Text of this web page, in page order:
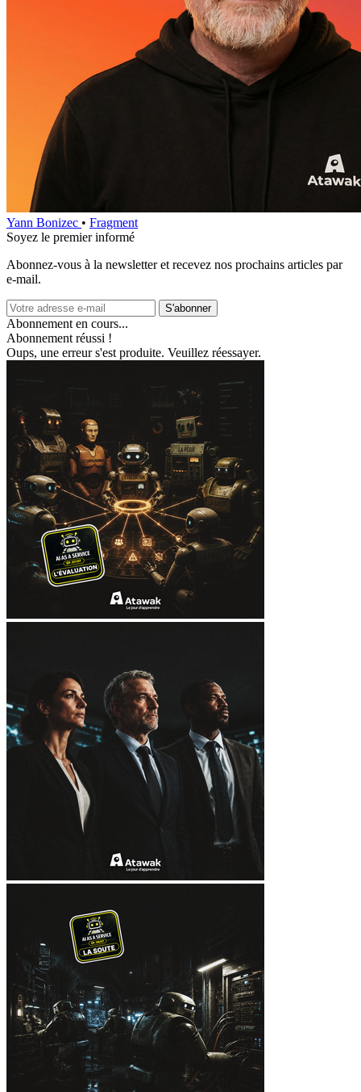
Yann Bonizec • Fragment
Soyez le premier informé
Abonnez‑vous à la newsletter et recevez nos prochains articles par
e‑mail.
S'abonner
Abonnement en cours...
Abonnement réussi !
Oups, une erreur s'est produite. Veuillez réessayer.